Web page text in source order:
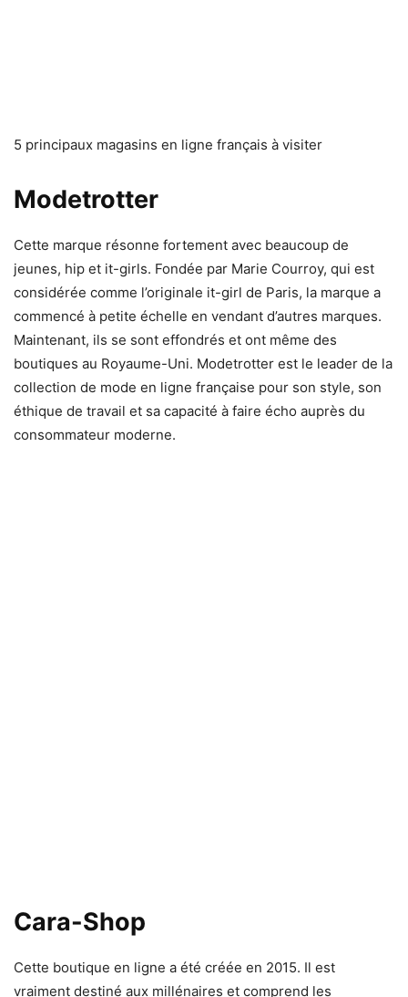
5 principaux magasins en ligne français à visiter
Modetrotter
Cette marque résonne fortement avec beaucoup de
jeunes, hip et it-girls. Fondée par Marie Courroy, qui est
considérée comme l’originale it-girl de Paris, la marque a
commencé à petite échelle en vendant d’autres marques.
Maintenant, ils se sont effondrés et ont même des
boutiques au Royaume-Uni. Modetrotter est le leader de la
collection de mode en ligne française pour son style, son
éthique de travail et sa capacité à faire écho auprès du
consommateur moderne.
Cara-Shop
Cette boutique en ligne a été créée en 2015. Il est
vraiment destiné aux millénaires et comprend les